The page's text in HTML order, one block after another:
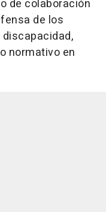
de colaboración
de los
normativo en